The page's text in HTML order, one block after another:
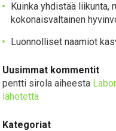
Kuinka yhdistää liikunta,
kokonaisvaltainen
Luonnolliset naamiot
Uusimmat kommentit
pentti sirola aiheesta
lähetettä
Kategoriat